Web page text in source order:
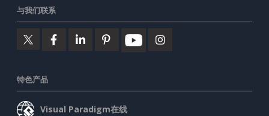
与我们联系
特色产品
Visual Paradigm在线